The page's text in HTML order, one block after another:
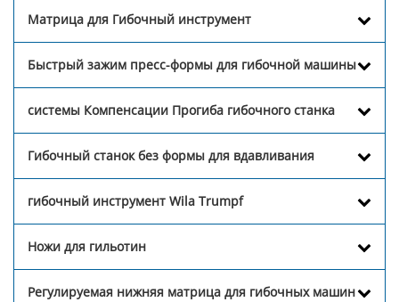
Матрица для Гибочный инструмент
Быстрый зажим пресс-формы для гибочной машины
системы Компенсации Прогиба гибочного станка
Гибочный станок без формы для вдавливания
гибочный инструмент Wila Trumpf
Ножи для гильотин
Регулируемая нижняя матрица для гибочных машин